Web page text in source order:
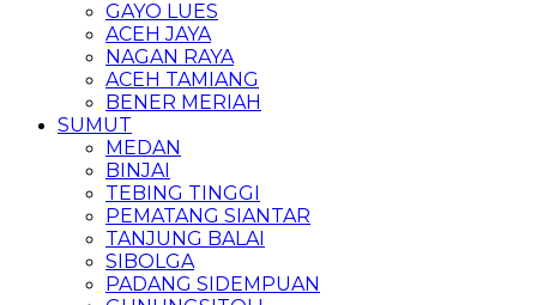
GAYO LUES
ACEH JAYA
NAGAN RAYA
ACEH TAMIANG
BENER MERIAH
SUMUT
MEDAN
BINJAI
TEBING TINGGI
PEMATANG SIANTAR
TANJUNG BALAI
SIBOLGA
PADANG SIDEMPUAN